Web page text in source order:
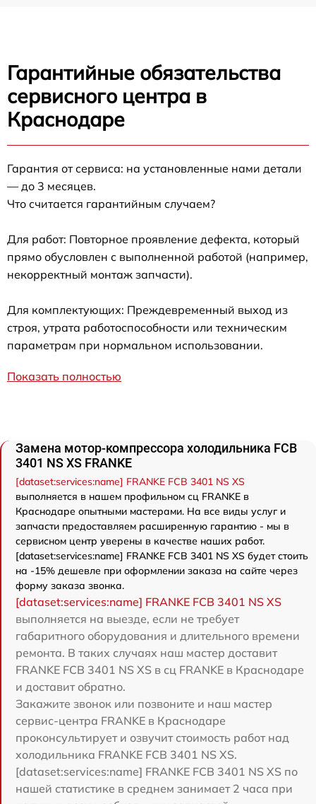
Гарантийные обязательства
сервисного центра в
Краснодаре
Гарантия от сервиса: на установленные нами детали
— до 3 месяцев.
Что считается гарантийным случаем?
Для работ: Повторное проявление дефекта, который
прямо обусловлен с выполненной работой (например,
некорректный монтаж запчасти).
Для комплектующих: Преждевременный выход из
строя, утрата работоспособности или техническим
параметрам при нормальном использовании.
Показать полностью
Замена мотор-компрессора холодильника FCB
3401 NS XS FRANKE
[dataset:services:name] FRANKE FCB 3401 NS XS
выполняется в нашем профильном сц FRANKE в
Краснодаре опытными мастерами. На все виды услуг и
запчасти предоставляем расширенную гарантию - мы в
сервисном центр уверены в качестве наших работ.
[dataset:services:name] FRANKE FCB 3401 NS XS будет стоить
на -15% дешевле при оформлении заказа на сайте через
форму заказа звонка.
[dataset:services:name] FRANKE FCB 3401 NS XS
выполняется на выезде, если не требует
габаритного оборудования и длительного времени
ремонта. В таких случаях наш мастер доставит
FRANKE FCB 3401 NS XS в сц FRANKE в Краснодаре
и доставит обратно.
Закажите звонок или позвоните и наш мастер
сервис-центра FRANKE в Краснодаре
проконсультирует и озвучит стоимость работ над
холодильника FRANKE FCB 3401 NS XS.
[dataset:services:name] FRANKE FCB 3401 NS XS по
нашей статистике в среднем занимает 2 часа при